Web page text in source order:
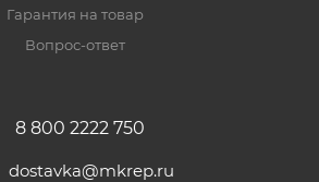
Гарантия на товар
Вопрос-ответ
8 800 2222 750
dostavka@mkrep.ru